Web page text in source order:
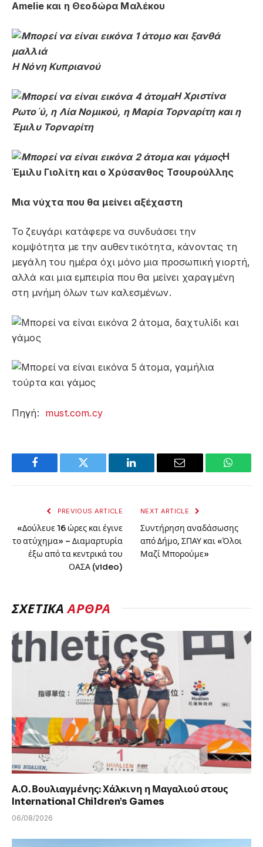
Amelie και η Θεοδώρα Μαλέκου
Η Νόνη Κυπριανού
Η Χριστίνα
Ρωτο΄ύ, η Λία Νομικού, η Μαρία Τορναρίτη και η
Έμιλυ Τορναρίτη
Η
Έμιλυ Γιολίτη και ο Χρύσανθος Τσουρούλλης
Μια νύχτα που θα μείνει αξέχαστη
Το ζευγάρι κατάφερε να συνδυάσει την
κομψότητα με την αυθεντικότητα, κάνοντας τη
μεγάλη του ημέρα όχι μόνο μια προσωπική γιορτή,
αλλά και μια εμπειρία που θα μείνει χαραγμένη
στη μνήμη όλων των καλεσμένων.
Πηγή: must.com.cy
Facebook Twitter LinkedIn Email
PREVIOUS ARTICLE
«Δούλευε 16 ώρες και έγινε
το ατύχημα» – Διαμαρτυρία
έξω από τα κεντρικά του
ΟΑΣΑ (video)
NEXT ARTICLE
Συντήρηση αναδάσωσης
από Δήμο, ΣΠΑΥ και «Όλοι
Μαζί Μπορούμε»
ΣΧΕΤΙΚΑΑΡΘΡΑ
Α.Ο. Βουλιαγμένης: Χάλκινη η Μαγαλιού στους
International Children’s Games
06/08/2026